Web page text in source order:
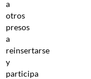
a
otros
presos
a
reinsertarse
y
participa